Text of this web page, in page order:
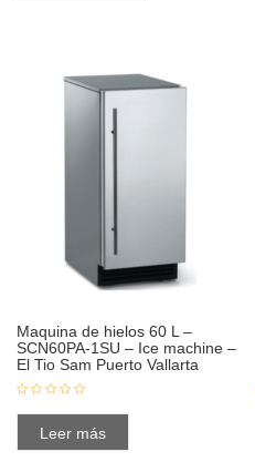
Maquina de hielos 60 L –
SCN60PA-1SU – Ice machine –
El Tio Sam Puerto Vallarta
Leer más